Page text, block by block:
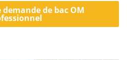
de bac OM